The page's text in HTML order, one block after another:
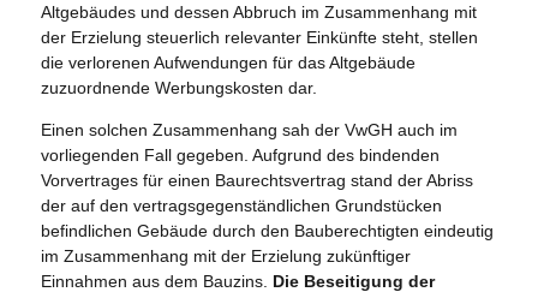
Altgebäudes und dessen Abbruch im Zusammenhang mit
der Erzielung steuerlich relevanter Einkünfte steht, stellen
die verlorenen Aufwendungen für das Altgebäude
zuzuordnende Werbungskosten dar.
Einen solchen Zusammenhang sah der VwGH auch im
vorliegenden Fall gegeben. Aufgrund des bindenden
Vorvertrages für einen Baurechtsvertrag stand der Abriss
der auf den vertragsgegenständlichen Grundstücken
befindlichen Gebäude durch den Bauberechtigten eindeutig
im Zusammenhang mit der Erzielung zukünftiger
Einnahmen aus dem Bauzins. Die Beseitigung der